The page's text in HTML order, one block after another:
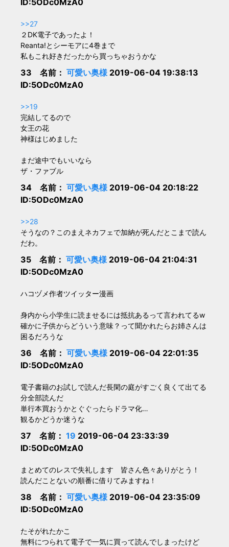
ID:5ODc0MzA0
>>27
２DK電子であったよ！
Reanta!とシーモアに4巻まで
私もこれ好きだったから買っちゃおうかな
33 名前： 可愛い奥様2019-06-04 19:38:13
ID:5ODc0MzA0
>>19
完結してるので
女王の花
神様はじめました
まだ途中でもいいなら
ザ・ファブル
34 名前： 可愛い奥様2019-06-04 20:18:22
ID:5ODc0MzA0
>>28
そうなの？このまえネカフェで加納が死んだとこまで読ん
だわ。
35 名前： 可愛い奥様2019-06-04 21:04:31
ID:5ODc0MzA0
ハコヅメ作者ツイッター漫画
身内から小学生に読ませるには抵抗あるって言われてるw
確かに子供からどういう意味？って聞かれたらお姉さんは
困るだろうな
36 名前： 可愛い奥様2019-06-04 22:01:35
ID:5ODc0MzA0
電子書籍のお試しで読んだ長閑の庭がすごく良くて出てる
分全部読んだ
単行本買おうかとぐぐったらドラマ化…
観るかどうか迷うな
37 名前： 19 2019-06-04 23:33:39
ID:5ODc0MzA0
まとめてのレスで失礼します 皆さん色々ありがとう！
読んだことないの順番に借りてみますね！
38 名前： 可愛い奥様2019-06-04 23:35:09
ID:5ODc0MzA0
たそがれたかこ
無料につられて電子で一気に買って読んでしまったけど